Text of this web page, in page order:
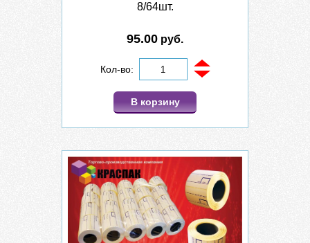
8/64шт.
95.00 руб.
Кол-во:
В корзину